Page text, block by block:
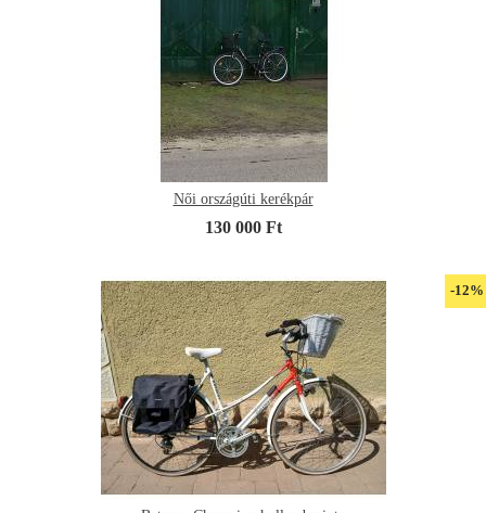
Női országúti kerékpár
130 000 Ft
-12%